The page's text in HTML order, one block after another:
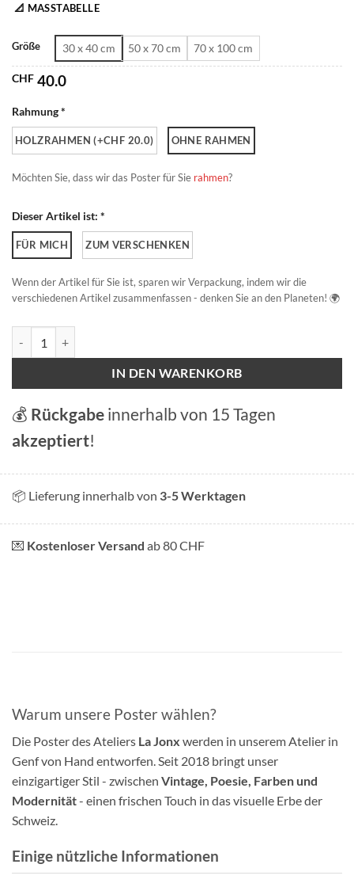
📐 MASSTABELLE
Größe 30 x 40 cm 50 x 70 cm 70 x 100 cm
CHF 40.0
Rahmung *
HOLZRAHMEN (+CHF 20.0) OHNE RAHMEN
Möchten Sie, dass wir das Poster für Sie rahmen?
Dieser Artikel ist: *
FÜR MICH ZUM VERSCHENKEN
Wenn der Artikel für Sie ist, sparen wir Verpackung, indem wir die
verschiedenen Artikel zusammenfassen - denken Sie an den Planeten! 🌍
IN DEN WARENKORB
💰 Rückgabe innerhalb von 15 Tagen
akzeptiert!
📦 Lieferung innerhalb von 3-5 Werktagen
💌 Kostenloser Versand ab 80 CHF
Warum unsere Poster wählen?
Die Poster des Ateliers La Jonx werden in unserem Atelier in
Genf von Hand entworfen. Seit 2018 bringt unser
einzigartiger Stil - zwischen Vintage, Poesie, Farben und
Modernität- einen frischen Touch in das visuelle Erbe der
Schweiz.
Einige nützliche Informationen